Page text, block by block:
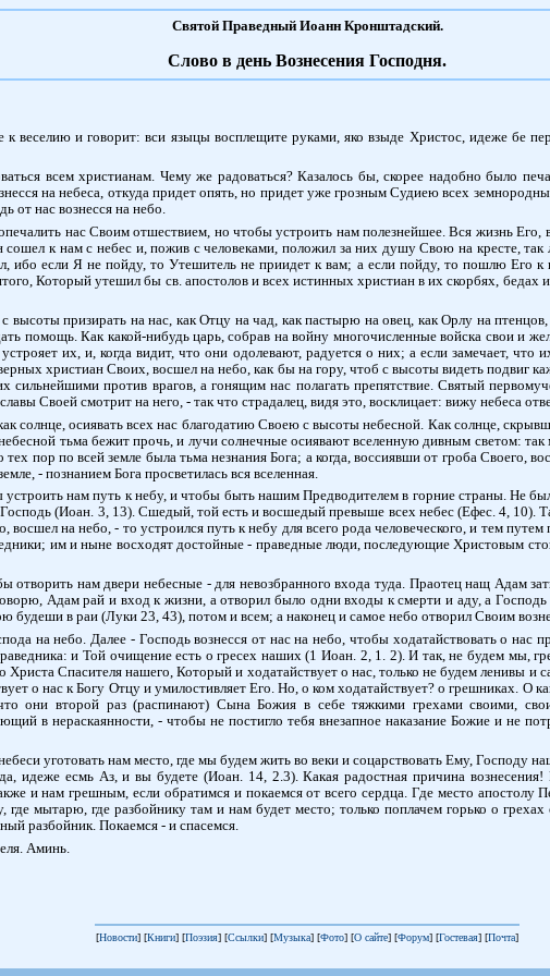
Святой Праведный Иоанн Кронштадский.
Слово в день Вознесения Господня.
веселию и говорит: вси языцы восплещите руками, яко взыде Христос, идеже бе
всем христианам. Чему же радоваться? Казалось бы, скорее надобно было
на небеса, откуда придет опять, но придет уже грозным Судиею всех
от нас вознесся на небо.
нас Своим отшествием, но чтобы устроить нам полезнейшее. Вся жизнь
к нам с небес и, пожив с человеками, положил за них душу Свою на кресте,
если Я не пойду, то Утешитель не приидет к вам; а если пойду, то пошлю Его к
Который утешил бы св. апостолов и всех истинных христиан в их скорбях,
высоты призирать на нас, как Отцу на чад, как пастырю на овец, как Орлу на
помощь. Как какой-нибудь царь, собрав на войну многочисленные войска свои и
их, и, когда видит, что они одолевают, радуется о них; а если замечает,
христиан Своих, восшел на небо, как бы на гору, чтоб с высоты видеть подвиг
против врагов, а гонящим нас полагать препятствие. Святый
Своей смотрит на него, - так что страдалец, видя это, восклицает: вижу небеса
солнце, осиявать всех нас благодатию Своею с высоты небесной. Как солнце,
тьма бежит прочь, и лучи солнечные осиявают вселенную дивным светом:
пор по всей земле была тьма незнания Бога; а когда, воссиявши от гроба Своего,
- познанием Бога просветилась вся вселенная.
устроить нам путь к небу, и чтобы быть нашим Предводителем в горние страны. Не
(Иоан. 3, 13). Сшедый, той есть и восшедый превыше всех небес (Ефес. 4, 10).
восшел на небо, - то устроился путь к небу для всего рода человеческого, и тем
им и ныне восходят достойные - праведные люди, последующие Христовым
отворить нам двери небесные - для невозбранного входа туда. Праотец нащ Адам
Адам рай и вход к жизни, а отворил было одни входы к смерти и аду, а Господь
будеши в раи (Луки 23, 43), потом и всем; а наконец и самое небо отворил Своим
на небо. Далее - Господь вознесся от нас на небо, чтобы ходатайствовать о нас
и Той очищение есть о гресех наших (1 Иоан. 2, 1. 2). И так, не будем мы,
Спасителя нашего, Который и ходатайствует о нас, только не будем ленивы и
о нас к Богу Отцу и умилостивляет Его. Но, о ком ходатайствует? о грешниках. О
они второй раз (распинают) Сына Божия в себе тяжкими грехами своими,
в нераскаянности, - чтобы не постигло тебя внезапное наказание Божие и не
уготовать нам место, где мы будем жить во веки и соцарствовать Ему,
идеже есмь Аз, и вы будете (Иоан. 14, 2.3). Какая радостная причина вознесения!
и нам грешным, если обратимся и покаемся от всего сердца. Где место апостолу
мытарю, где разбойнику там и нам будет место; только поплачем горько о
разбойник. Покаемся - и спасемся.
Аминь.
[Новости] [Книги] [Поэзия] [Ссылки] [Музыка] [Фото] [О сайте] [Форум] [Гостевая] [Почта]